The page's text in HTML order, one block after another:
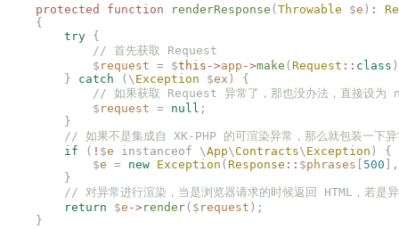
    protected
function renderResponse ( Throwable $e ) :
    {
        try
{
            // 首先获取 Request
            $
request = $this ->app ->make ( Request :: class
        }
catch (\ Exception $ex )
{
// 如果获取 Request 异常了，那也没办法，直接设为
            $
request = null ;
        }
// 如果不是集成自 XK-PHP 的可渲染异常，那么就包装一下异
        if
( ! $e instanceof \App\Contracts\ Exception )
{
            $
e = new Exception ( Response :: $phrases 500 ],
        }
// 对异常进行渲染，当是浏览器请求的时候返回 HTML，若是
        return
$e ->render($ request );
    }